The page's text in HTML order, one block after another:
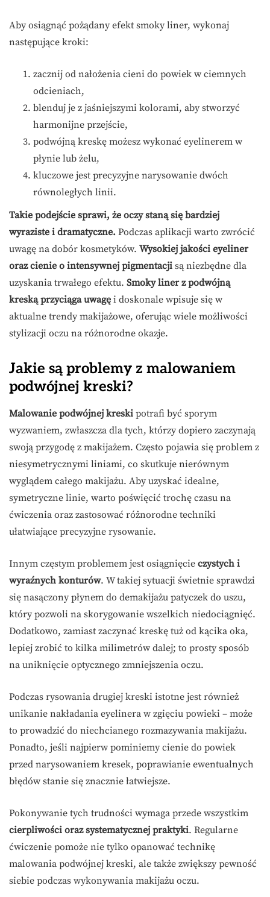
Aby osiągnąć pożądany efekt smoky liner, wykonaj
następujące kroki:
zacznij od nałożenia cieni do powiek w ciemnych
odcieniach,
blenduj je z jaśniejszymi kolorami, aby stworzyć
harmonijne przejście,
podwójną kreskę możesz wykonać eyelinerem w
płynie lub żelu,
kluczowe jest precyzyjne narysowanie dwóch
równoległych linii.
Takie podejście sprawi, że oczy staną się bardziej
wyraziste i dramatyczne. Podczas aplikacji warto zwrócić
uwagę na dobór kosmetyków. Wysokiej jakości eyeliner
oraz cienie o intensywnej pigmentacji są niezbędne dla
uzyskania trwałego efektu. Smoky liner z podwójną
kreską przyciąga uwagę i doskonale wpisuje się w
aktualne trendy makijażowe, oferując wiele możliwości
stylizacji oczu na różnorodne okazje.
Jakie są problemy z malowaniem
podwójnej kreski?
Malowanie podwójnej kreski potrafi być sporym
wyzwaniem, zwłaszcza dla tych, którzy dopiero zaczynają
swoją przygodę z makijażem. Często pojawia się problem z
niesymetrycznymi liniami, co skutkuje nierównym
wyglądem całego makijażu. Aby uzyskać idealne,
symetryczne linie, warto poświęcić trochę czasu na
ćwiczenia oraz zastosować różnorodne techniki
ułatwiające precyzyjne rysowanie.
Innym częstym problemem jest osiągnięcie czystych i
wyraźnych konturów. W takiej sytuacji świetnie sprawdzi
się nasączony płynem do demakijażu patyczek do uszu,
który pozwoli na skorygowanie wszelkich niedociągnięć.
Dodatkowo, zamiast zaczynać kreskę tuż od kącika oka,
lepiej zrobić to kilka milimetrów dalej; to prosty sposób
na uniknięcie optycznego zmniejszenia oczu.
Podczas rysowania drugiej kreski istotne jest również
unikanie nakładania eyelinera w zgięciu powieki – może
to prowadzić do niechcianego rozmazywania makijażu.
Ponadto, jeśli najpierw pominiemy cienie do powiek
przed narysowaniem kresek, poprawianie ewentualnych
błędów stanie się znacznie łatwiejsze.
Pokonywanie tych trudności wymaga przede wszystkim
cierpliwości oraz systematycznej praktyki. Regularne
ćwiczenie pomoże nie tylko opanować technikę
malowania podwójnej kreski, ale także zwiększy pewność
siebie podczas wykonywania makijażu oczu.